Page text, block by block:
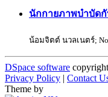
นักกายภาพบำบัด
น้อมจิตต์ นวลเนตร์;
DSpace software
Privacy Policy | Contact
Theme by